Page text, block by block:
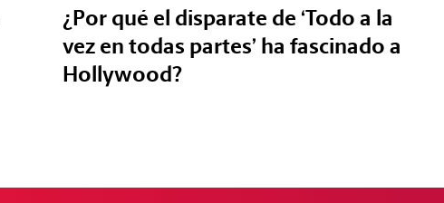
¿Por qué el disparate de ‘Todo a la
vez en todas partes’ ha fascinado a
Hollywood?